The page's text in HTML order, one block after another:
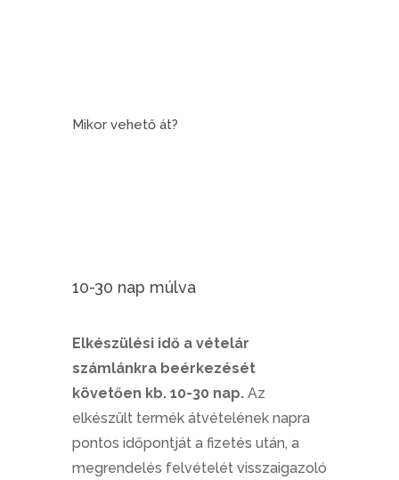
Mikor vehető át?
10-30 nap múlva
Elkészülési idő a vételár
számlánkra beérkezését
követően kb. 10-30 nap.Az
elkészült termék átvételének napra
pontos időpontját a fizetés után, a
megrendelés felvételét visszaigazoló